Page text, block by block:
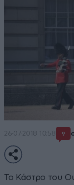
26·07·2018 10:58 9
Το Κάστρο του